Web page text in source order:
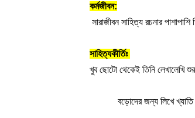
কর্মজীবন:
সারাজীবন সাহিত্য রচনার
সাহিত্যকীর্তিঃ
খুব ছোটো থেকেই তিনি লেখালেখি
বড়োদের জন্য লিখে খ্যাতি